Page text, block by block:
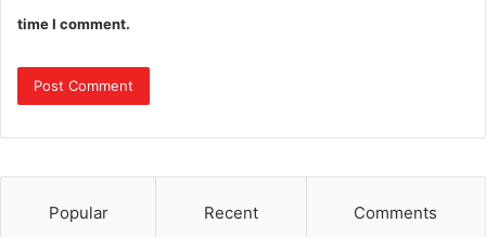
time I comment.
Popular Recent Comments